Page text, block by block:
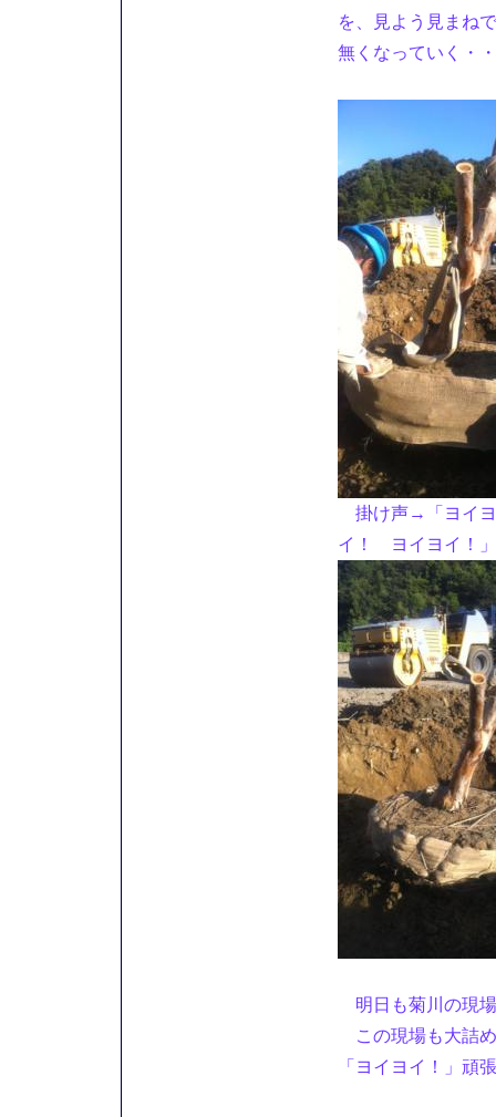
を、見よう見まね
無くなっていく・
掛け声→「ヨイ
イ！ ヨイヨイ！
明日も菊川の現場
この現場も大詰
「ヨイヨイ！」頑